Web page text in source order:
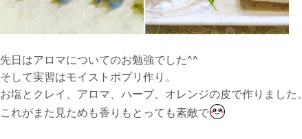
先日はアロマについてのお勉強でした^^
そして実習はモイストポプリ作り。
お塩とクレイ、アロマ、ハーブ、オレンジの皮で作りました。
これがまた見ためも香りもとっても素敵で